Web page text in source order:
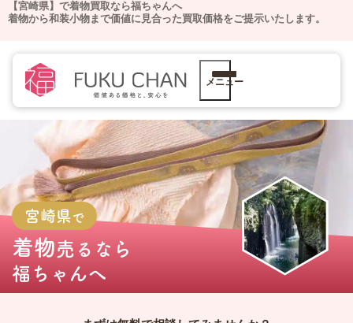
【宮崎県】で着物買取なら福ちゃんへ
着物から和装小物まで価値に見合った買取価格をご提示いたします。
メニュー
宮崎県で
着物売るなら
福ちゃんへ